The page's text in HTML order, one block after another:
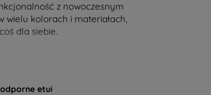
z nowoczesnym
wielu kolorach i materiałach,
dla siebie.
spełnią Twoje
etui